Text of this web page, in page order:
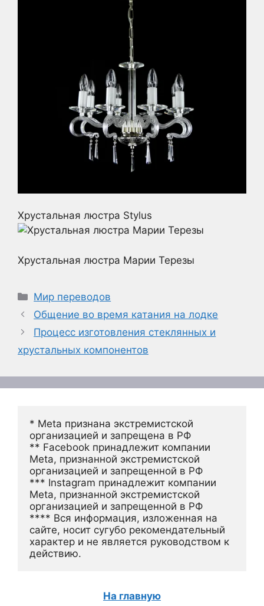
Хрустальная люстра Stylus
Хрустальная люстра Марии Терезы
Рубрики
Мир переводов
Общение во время катания на лодке
Процесс изготовления стеклянных и
хрустальных компонентов
* Meta признана экстремистской
организацией и запрещена в РФ
** Facebook принадлежит компании
Meta, признанной экстремистской
организацией и запрещенной в РФ
*** Instagram принадлежит компании
Meta, признанной экстремистской
организацией и запрещенной в РФ
**** Вся информация, изложенная на
сайте, носит сугубо рекомендательный
характер и не является руководством к
действию.
На главную